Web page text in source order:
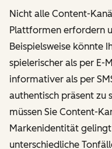
Nicht alle Content-
Plattformen erfordern
Beispielsweise könnte
spielerischer als per E-
informativer als per
authentisch präsent zu
müssen Sie Content-
Markenidentität
unterschiedliche